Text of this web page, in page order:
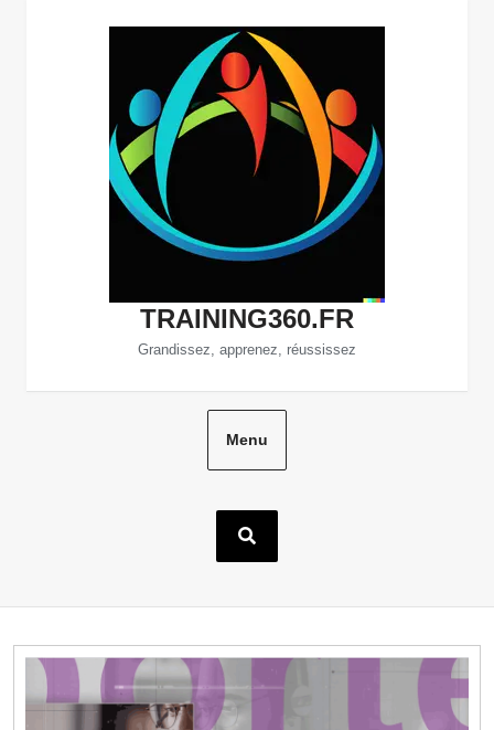
TRAINING360.FR
Grandissez, apprenez, réussissez
Menu